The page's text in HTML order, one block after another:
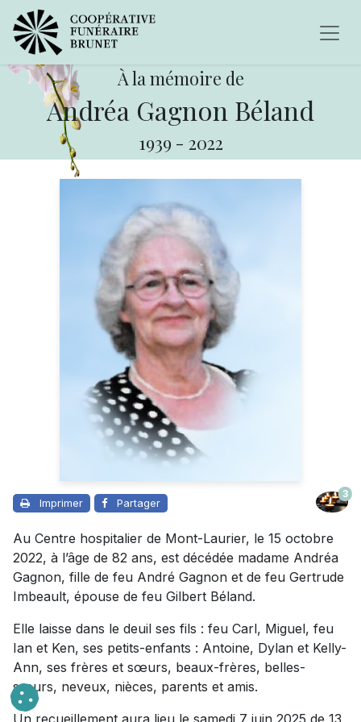
À la mémoire de
Andréa Gagnon Béland
1939 - 2022
Imprimer Partager
3
Au Centre hospitalier de Mont-Laurier, le 15 octobre
2022, à l’âge de 82 ans, est décédée madame Andréa
Gagnon, fille de feu André Gagnon et de feu Gertrude
Imbeault, épouse de feu Gilbert Béland.
Elle laisse dans le deuil ses fils : feu Carl, Miguel, feu
Ian et Ken, ses petits-enfants : Antoine, Dylan et Kelly-
Ann, ses frères et sœurs, beaux-frères, belles-
sœurs, neveux, nièces, parents et amis.